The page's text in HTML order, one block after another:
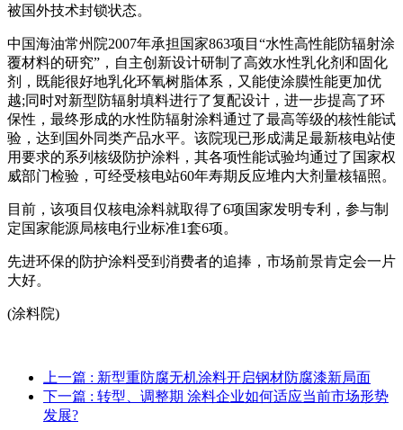
被国外技术封锁状态。
中国海油常州院2007年承担国家863项目“水性高性能防辐射涂
覆材料的研究”，自主创新设计研制了高效水性乳化剂和固化
剂，既能很好地乳化环氧树脂体系，又能使涂膜性能更加优
越;同时对新型防辐射填料进行了复配设计，进一步提高了环
保性，最终形成的水性防辐射涂料通过了最高等级的核性能试
验，达到国外同类产品水平。该院现已形成满足最新核电站使
用要求的系列核级防护涂料，其各项性能试验均通过了国家权
威部门检验，可经受核电站60年寿期反应堆内大剂量核辐照。
目前，该项目仅核电涂料就取得了6项国家发明专利，参与制
定国家能源局核电行业标准1套6项。
先进环保的防护涂料受到消费者的追捧，市场前景肯定会一片
大好。
(涂料院)
上一篇 : 新型重防腐无机涂料开启钢材防腐漆新局面
下一篇 : 转型、调整期 涂料企业如何适应当前市场形势
发展?